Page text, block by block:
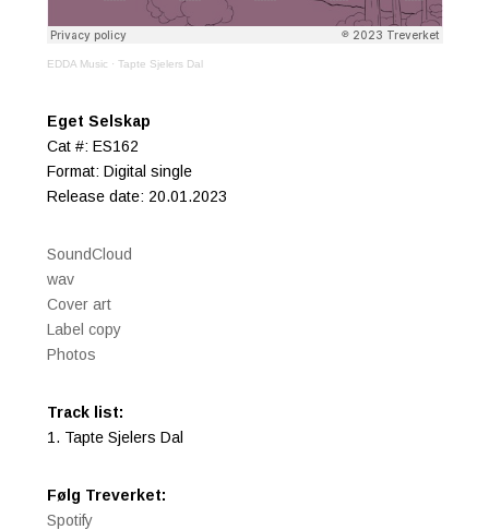
EDDA Music · Tapte Sjelers Dal
Eget Selskap
Cat #: ES162
Format: Digital single
Release date: 20.01.2023
SoundCloud
wav
Cover art
Label copy
Photos
Track list:
1. Tapte Sjelers Dal
Følg Treverket:
Spotify